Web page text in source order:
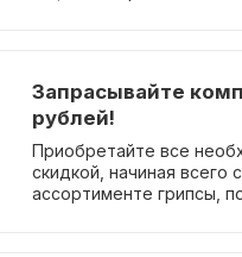
Запрасывайте
рублей!
Приобретайте все
скидкой, начиная
ассортименте грипсы,